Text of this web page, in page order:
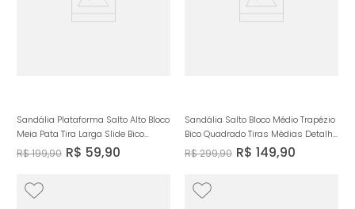
Sandália Plataforma Salto Alto Bloco
Meia Pata Tira Larga Slide Bico
Arredondado Feminino Milano
Caramelo 13975
R$199,90 R$ 59,90
Sandália Salto Bloco Médio Trapézio
Bico Quadrado Tiras Médias Detalhe
Fivela Boho Western Feminino
Milano Off White 13773
R$299,90 R$ 149,90